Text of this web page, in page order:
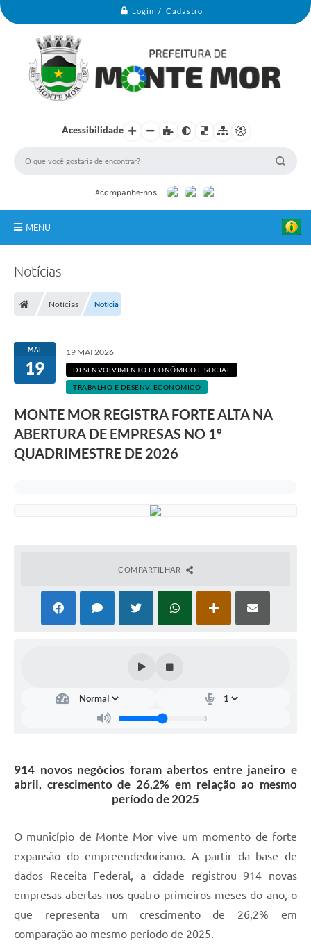
Login / Cadastro
Acessibilidade
Acompanhe-nos:
MENU
Portal do Cidadão
Links Úteis
Ouvidoria
Carta de Serviços
Notícias
Notícias Notícia
MAI
19
19 MAI 2026
DESENVOLVIMENTO ECONÔMICO E SOCIAL
TRABALHO E DESENV. ECONÔMICO
MONTE MOR REGISTRA FORTE ALTA NA
ABERTURA DE EMPRESAS NO 1º
QUADRIMESTRE DE 2026
COMPARTILHAR
914 novos negócios foram abertos entre janeiro e
abril, crescimento de 26,2% em relação ao mesmo
período de 2025
O município de Monte Mor vive um momento de forte
expansão do empreendedorismo. A partir da base de
dados Receita Federal, a cidade registrou 914 novas
empresas abertas nos quatro primeiros meses do ano, o
que representa um crescimento de 26,2% em
comparação ao mesmo período de 2025.